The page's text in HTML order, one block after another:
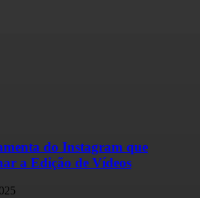
do Instagram que
a Edição de Vídeos